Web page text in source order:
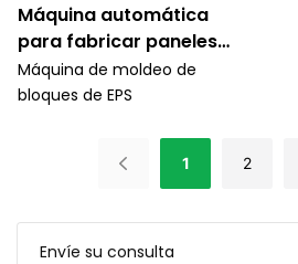
Envíe su consulta
Máquina automática
para fabricar paneles
de espuma EPS para
paneles aislantes
Máquina de moldeo de
bloques de EPS
1 2